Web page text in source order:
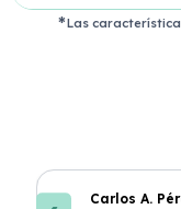
Las
Carlos A.